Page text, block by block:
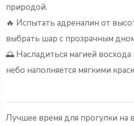
природой.
🔥 Испытать адреналин от
выбрать шар с прозрачным
🌅 Насладиться магией восхода
небо наполняется мягкими
Лучшее время для прогулки на